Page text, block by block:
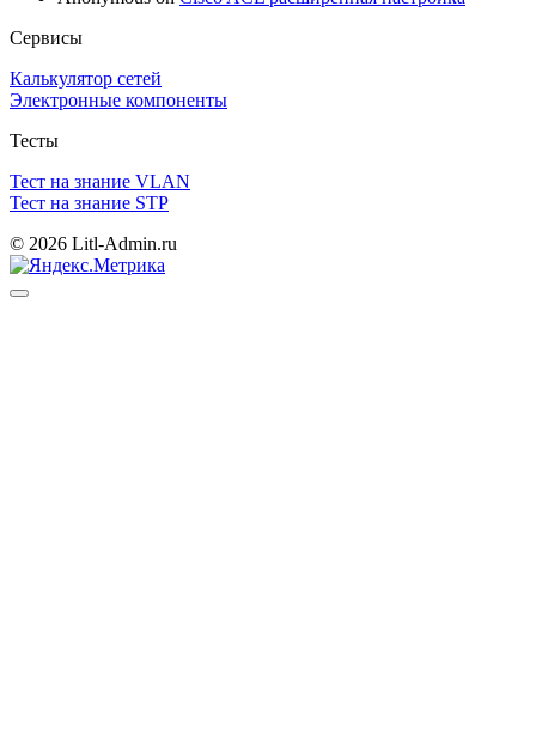
Сервисы
Калькулятор сетей
Электронные компоненты
Тесты
Тест на знание VLAN
Тест на знание STP
© 2026 Litl-Admin.ru